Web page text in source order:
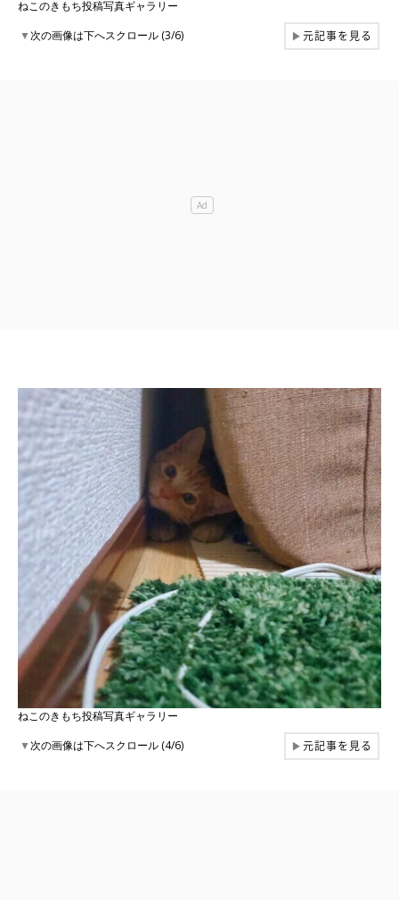
ねこのきもち投稿写真ギャラリー
▼次の画像は下へスクロール (3/6) ▶元記事を見る
ねこのきもち投稿写真ギャラリー
▼次の画像は下へスクロール (4/6) ▶元記事を見る